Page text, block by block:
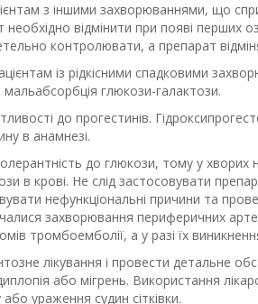
з іншими захворюваннями, що
відмінити при появі перших
контролювати, а препарат
із рідкісними спадковими
глюкози-галактози.
до прогестинів.
в анамнезі.
до глюкози, тому у хворих
в крові. Не слід застосовувати
нефункціональні причини та
захворювання периферичних
тромбоемболії, а у разі їх
лікування і провести детальне
або мігрень. Використання
ураження судин сітківки.